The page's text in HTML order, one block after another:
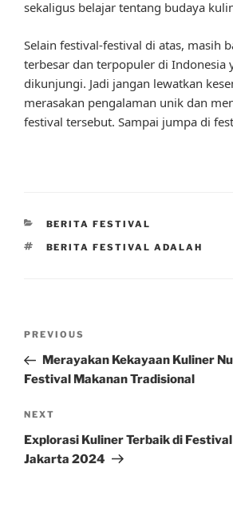
sekaligus belajar tentang budaya
Selain festival-festival di atas, masih
terbesar dan terpopuler di Indonesia
dikunjungi. Jadi jangan lewatkan
merasakan pengalaman unik dan
festival tersebut. Sampai jumpa di
CATEGORIES
BERITA FESTIVAL
TAGS
BERITA FESTIVAL ADALAH
Previous
Post
PREVIOUS
Merayakan Kekayaan Kuliner
Festival Makanan Tradisional
Next
Post
NEXT
Explorasi Kuliner Terbaik di
Jakarta 2024